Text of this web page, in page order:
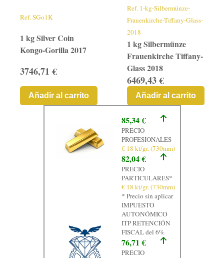
Ref.SGo1K
1 kg Silver Coin
Kongo-Gorilla 2017
3746,71 €
Añadir al carrito
Ref. 1-kg-Silbermünze-
Frauenkirche-Tiffany-Glass-
2018
1 kg Silbermünze
Frauenkirche Tiffany-
Glass 2018
6469,43 €
Añadir al carrito
85,34 €
PRECIO
PROFESIONALES
€ 18 kt/gr. (730mm)
82,04 €
PRECIO
PARTICULARES*
€ 18 kt/gr. (730mm)
* Precio sin aplicar
IMPUESTO
AUTONÓMICO
ITP RETENCIÓN
FISCAL del 6%
76,71 €
PRECIO